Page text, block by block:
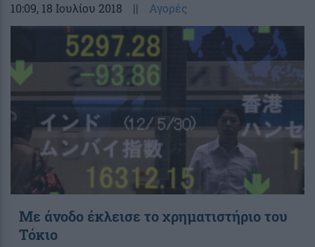
10:09, 18 Ιουλίου 2018 || Αγορές
Με άνοδο έκλεισε το χρηματιστήριο του
Τόκιο